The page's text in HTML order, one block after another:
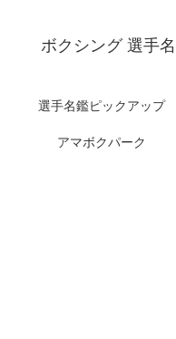
ボクシング 選手
選手名鑑ピックアップ
アマボクパーク